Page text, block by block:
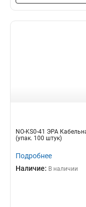
NO-KS0-41 ЭРА
(упак. 100 штук)
Подробнее
Наличие: В наличии